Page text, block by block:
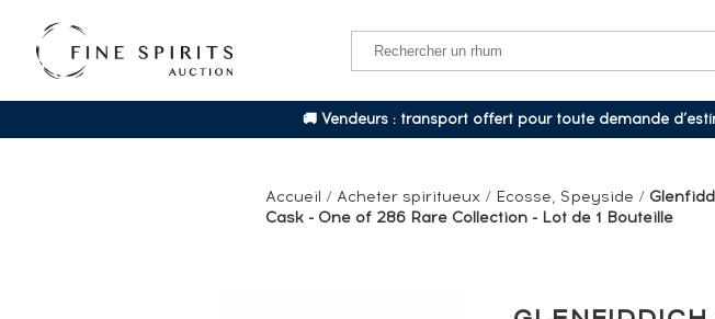
🚚 Vendeurs : transport offert pour toute demande
Accueil / Acheter spiritueux / Ecosse, Speyside /
Cask - One of 286 Rare Collection - Lot de 1 Bouteille